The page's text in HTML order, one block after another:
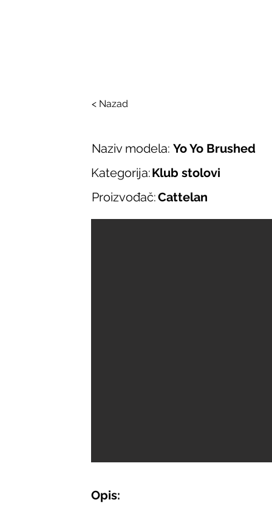
< Nazad
Naziv modela: Yo Yo Brushed
Kategorija:Klub stolovi
Proizvođač:Cattelan
Opis: